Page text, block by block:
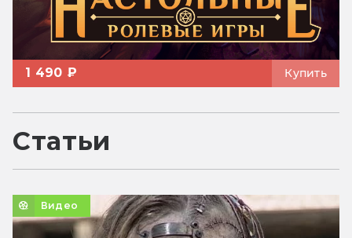
1 490 ₽ Купить
Статьи
Видео